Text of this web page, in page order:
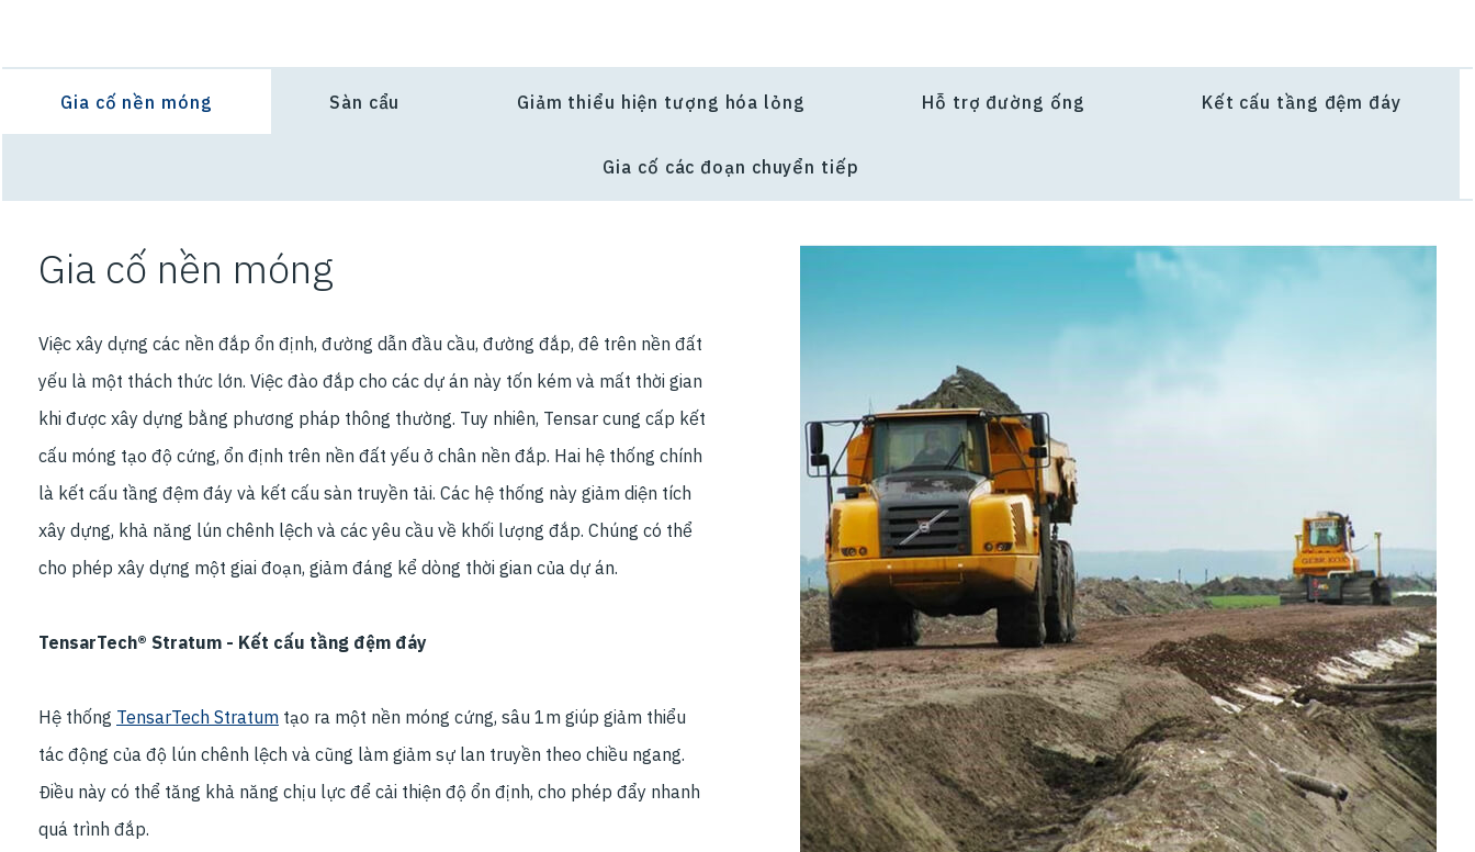
Gia cố nền móng Sàn cẩu Giảm thiểu hiện tượng hóa lỏng Hỗ trợ đường ống Kết cấu tầng đệm đáy
Gia cố các đoạn chuyển tiếp
Gia cố nền móng
Việc xây dựng các nền đắp ổn định, đường dẫn đầu cầu, đường đắp, đê trên nền đất
yếu là một thách thức lớn. Việc đào đắp cho các dự án này tốn kém và mất thời gian
khi được xây dựng bằng phương pháp thông thường. Tuy nhiên, Tensar cung cấp kết
cấu móng tạo độ cứng, ổn định trên nền đất yếu ở chân nền đắp. Hai hệ thống chính
là kết cấu tầng đệm đáy và kết cấu sàn truyền tải. Các hệ thống này giảm diện tích
xây dựng, khả năng lún chênh lệch và các yêu cầu về khối lượng đắp. Chúng có thể
cho phép xây dựng một giai đoạn, giảm đáng kể dòng thời gian của dự án.
TensarTech® Stratum - Kết cấu tầng đệm đáy
Hệ thống TensarTech Stratum tạo ra một nền móng cứng, sâu 1m giúp giảm thiểu
tác động của độ lún chênh lệch và cũng làm giảm sự lan truyền theo chiều ngang.
Điều này có thể tăng khả năng chịu lực để cải thiện độ ổn định, cho phép đẩy nhanh
quá trình đắp.